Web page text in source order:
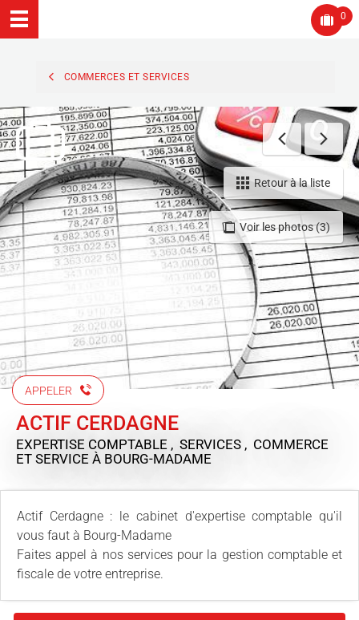
0
COMMERCES ET SERVICES
Voir les photos (3)
Retour à la liste
APPELER
ACTIF CERDAGNE
EXPERTISE COMPTABLE , SERVICES , COMMERCE
ET SERVICE À BOURG-MADAME
Actif Cerdagne : le cabinet d'expertise comptable qu'il
vous faut à Bourg-Madame
Faites appel à nos services pour la gestion comptable et
fiscale de votre entreprise.